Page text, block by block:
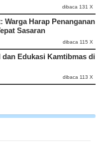
dibaca 131 X
Harap Penanganan
Sasaran
dibaca 115 X
Edukasi Kamtibmas di
dibaca 113 X